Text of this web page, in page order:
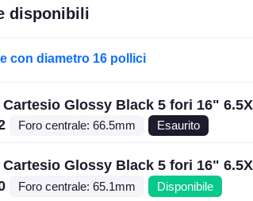
disponibili
con diametro 16 pollici
Cartesio Glossy Black 5 fori 16"
Foro centrale: 66.5mm Esaurito
Cartesio Glossy Black 5 fori 16"
Foro centrale: 65.1mm Disponibile